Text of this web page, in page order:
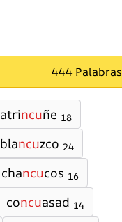
444 Palabras
atrincuñe 18
blancuzco 24
chancucos 16
concuasad 14